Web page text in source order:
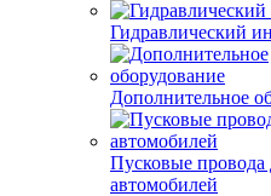
Гидравлический
Дополнительное
Пусковые провода
автомобилей